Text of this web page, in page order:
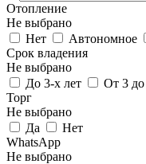
Отопление
Не выбрано
Нет
Автономное
Срок владения
Не выбрано
До 3-х лет
От 3 до
Торг
Не выбрано
Да
Нет
WhatsApp
Не выбрано